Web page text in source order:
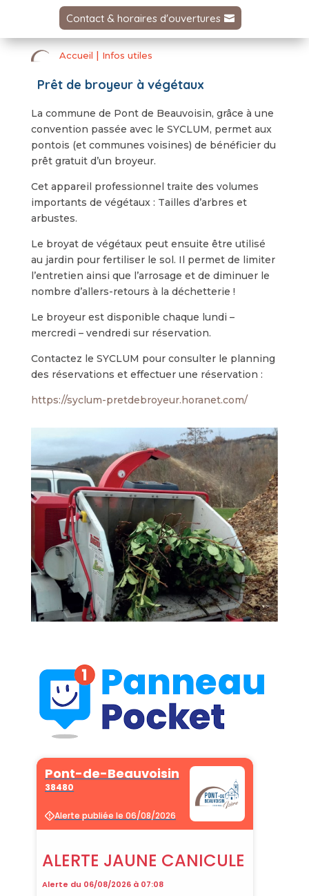
Contact & horaires d'ouvertures
Accueil | Infos utiles
Prêt de broyeur à végétaux
La commune de Pont de Beauvoisin, grâce à une
convention passée avec le SYCLUM, permet aux
pontois (et communes voisines) de bénéficier du
prêt gratuit d’un broyeur.
Cet appareil professionnel traite des volumes
importants de végétaux : Tailles d’arbres et
arbustes.
Le broyat de végétaux peut ensuite être utilisé
au jardin pour fertiliser le sol. Il permet de limiter
l’entretien ainsi que l’arrosage et de diminuer le
nombre d’allers-retours à la déchetterie !
Le broyeur est disponible chaque lundi –
mercredi – vendredi sur réservation.
Contactez le SYCLUM pour consulter le planning
des réservations et effectuer une réservation :
https://syclum-pretdebroyeur.horanet.com/